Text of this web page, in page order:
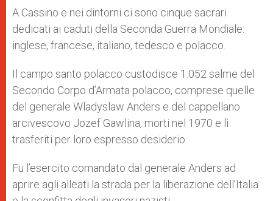
A Cassino e nei dintorni ci sono cinque sacrari
dedicati ai caduti della Seconda Guerra Mondiale:
inglese, francese, italiano, tedesco e polacco.
Il campo santo polacco custodisce 1.052 salme del
Secondo Corpo d’Armata polacco, comprese quelle
del generale Wladyslaw Anders e del cappellano
arcivescovo Jozef Gawlina, morti nel 1970 e lì
trasferiti per loro espresso desiderio.
Fu l’esercito comandato dal generale Anders ad
aprire agli alleati la strada per la liberazione dell’Italia